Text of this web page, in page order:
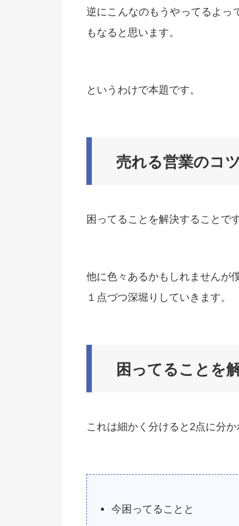
逆にこんなのもうやってるよっ
もなると思います。
というわけで本題です。
売れる営業のコツ
困ってることを解決することで
他に色々あるかもしれませんが
１点づつ深堀りしていきます。
困ってることを
これは細かく分けると2点に分か
今困ってることと